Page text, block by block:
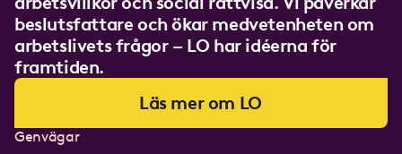
beslutsfattare och ökar medvetenheten om
arbetslivets frågor – LO har idéerna för
framtiden.
Läs mer om LO
Genvägar